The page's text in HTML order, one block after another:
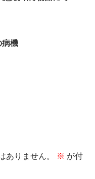
病機
ありません。 ※ が付